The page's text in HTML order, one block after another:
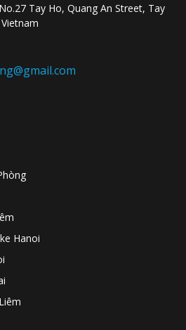
Tay Ho, Quang An Street, Tay
Hanoi